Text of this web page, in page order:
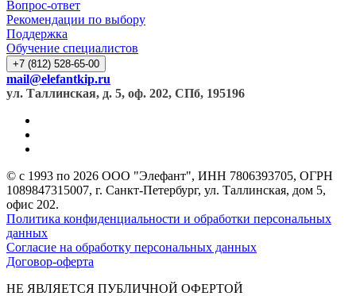
Вопрос-ответ
Рекомендации по выбору
Поддержка
Обучение специалистов
+7 (812) 528-65-00
mail@elefantkip.ru
ул. Таллинская, д. 5, оф. 202, СПб, 195196
© с 1993 по 2026 ООО "Элефант", ИНН 7806393705, ОГРН
1089847315007, г. Санкт-Петербург, ул. Таллинская, дом 5,
офис 202.
Политика конфиденциальности и обработки персональных
данных
Согласие на обработку персональных данных
Договор-оферта
НЕ ЯВЛЯЕТСЯ ПУБЛИЧНОЙ ОФЕРТОЙ